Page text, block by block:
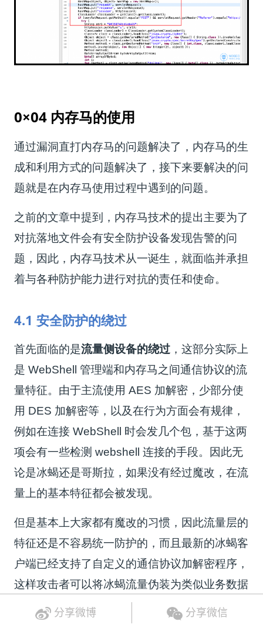
0×04 内存马的使用
通过漏洞直打内存马的问题解决了，内存马的生
成和利用方式的问题解决了，接下来要解决的问
题就是在内存马使用过程中遇到的问题。
之前的文章中提到，内存马技术的提出主要为了
对抗落地文件会有安全防护设备发现告警的问
题，因此，内存马技术从一诞生，就面临并承担
着与各种防护能力进行对抗的责任和使命。
4.1 安全防护的绕过
首先面临的是流量侧设备的绕过 ，这部分实际上
是 WebShell 管理端和内存马之间通信协议的流
量特征。由于主流使用 AES 加解密，少部分使
用 DES 加解密等，以及在行为方面会有规律，
例如在连接 WebShell 时会发几个包，基于这两
项会有一些检测 webshell 连接的手段。因此无
论是冰蝎还是哥斯拉，如果没有经过魔改，在流
量上的基本特征都会被发现。
但是基本上大家都有魔改的习惯，因此流量层的
特征还是不容易统一防护的，而且最新的冰蝎客
户端已经支持了自定义的通信协议加解密程序，
这样攻击者可以将冰蝎流量伪装为类似业务数据
的流量，如 Restful API 返回数据，或类似 ba s
e64 图片资源返回数据等。
分享微博 分享微信